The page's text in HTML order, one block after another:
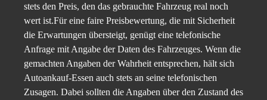
stets den Preis, den das gebrauchte Fahrzeug real noch
wert ist.Für eine faire Preisbewertung, die mit Sicherheit
die Erwartungen übersteigt, genügt eine telefonische
Anfrage mit Angabe der Daten des Fahrzeuges. Wenn die
gemachten Angaben der Wahrheit entsprechen, hält sich
Autoankauf-Essen auch stets an seine telefonischen
Zusagen. Dabei sollten die Angaben über den Zustand des